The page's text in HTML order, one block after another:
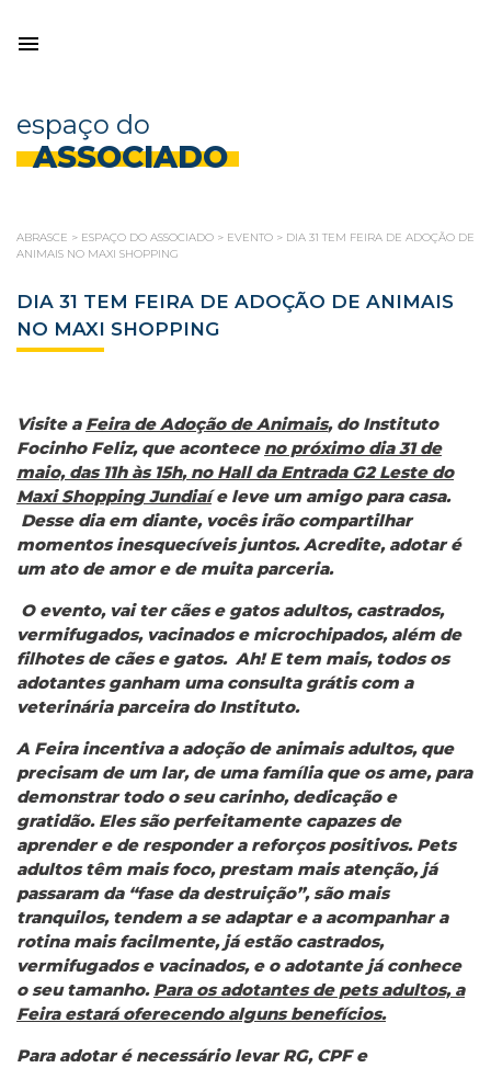
espaço do
ASSOCIADO
ABRASCE > ESPAÇO DO ASSOCIADO > EVENTO > DIA 31 TEM FEIRA DE ADOÇÃO DE
ANIMAIS NO MAXI SHOPPING
DIA 31 TEM FEIRA DE ADOÇÃO DE ANIMAIS
NO MAXI SHOPPING
Visite a Feira de Adoção de Animais, do Instituto
Focinho Feliz, que acontece no próximo dia 31 de
maio, das 11h às 15h,no Hall da Entrada G2 Leste do
Maxi Shopping Jundiaíe leve um amigo para casa.
Desse dia em diante, vocês irão compartilhar
momentos inesquecíveis juntos. Acredite, adotar é
um ato de amor e de muita parceria.
O evento, vai ter cães e gatos adultos, castrados,
vermifugados, vacinados e microchipados, além de
filhotes de cães e gatos. Ah! E tem mais, todos os
adotantes ganham uma consulta grátis com a
veterinária parceira do Instituto.
A Feira incentiva a adoção de animais adultos, que
precisam de um lar, de uma família que os ame, para
demonstrar todo o seu carinho, dedicação e
gratidão. Eles são perfeitamente capazes de
aprender e de responder a reforços positivos. Pets
adultos têm mais foco, prestam mais atenção, já
passaram da “fase da destruição”, são mais
tranquilos, tendem a se adaptar e a acompanhar a
rotina mais facilmente, já estão castrados,
vermifugados e vacinados, e o adotante já conhece
o seu tamanho. Para os adotantes de pets adultos, a
Feira estará oferecendo alguns benefícios.
Para adotar é necessário levar RG, CPF e